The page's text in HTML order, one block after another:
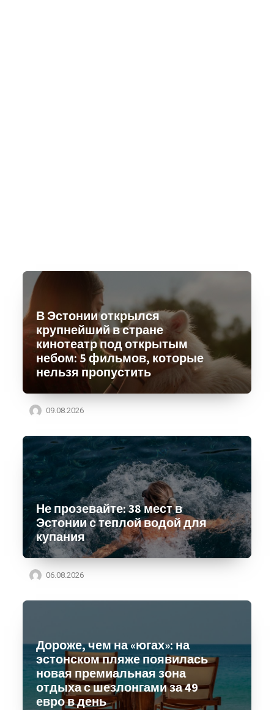
В Эстонии открылся
крупнейший в стране
кинотеатр под открытым
небом: 5 фильмов, которые
нельзя пропустить
09.08.2026
Не прозевайте: 38 мест в
Эстонии с теплой водой для
купания
06.08.2026
Дороже, чем на «югах»: на
эстонском пляже появилась
новая премиальная зона
отдыха с шезлонгами за 49
евро в день